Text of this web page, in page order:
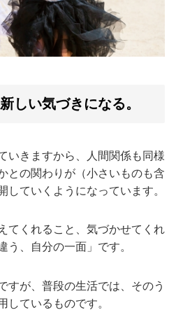
しい気づきになる。
いきますから、人間関係も同様
との関わりが（小さいものも含
していくようになっています。
てくれること、気づかせてくれ
う、自分の一面」です。
すが、普段の生活では、そのう
しているものです。